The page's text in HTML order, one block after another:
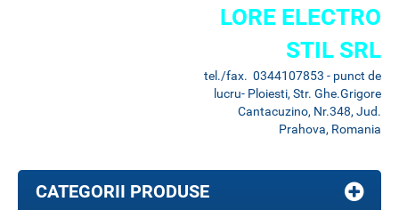
LORE ELECTRO
STIL SRL
tel./fax. 0344107853 - punct de
lucru- Ploiesti, Str. Ghe.Grigore
Cantacuzino, Nr.348, Jud.
Prahova, Romania
CATEGORII PRODUSE